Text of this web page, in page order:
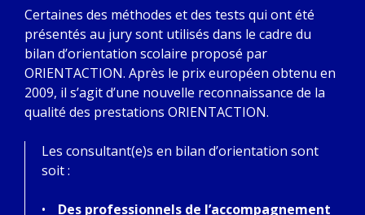
Certaines des méthodes et des tests qui ont été
présentés au jury sont utilisés dans le cadre du
bilan d’orientation scolaire proposé par
ORIENTACTION. Après le prix européen obtenu en
2009, il s’agit d’une nouvelle reconnaissance de la
qualité des prestations ORIENTACTION.
Les consultant(e)s en bilan d’orientation sont
soit :
Des professionnels de l’accompagnement